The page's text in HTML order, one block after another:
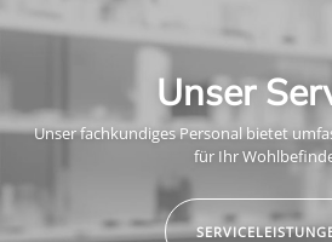
Unser
Unser fachkundiges Personal bietet
für Ihr